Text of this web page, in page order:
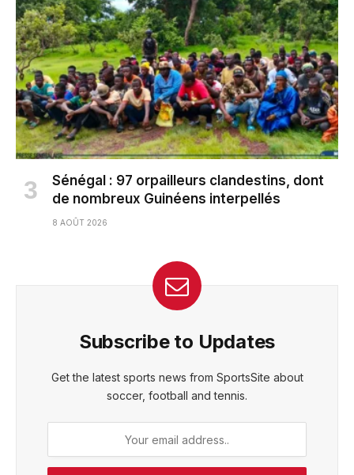
Sénégal : 97 orpailleurs clandestins, dont
de nombreux Guinéens interpellés
8 AOÛT 2026
Subscribe to Updates
Get the latest sports news from SportsSite about
soccer, football and tennis.